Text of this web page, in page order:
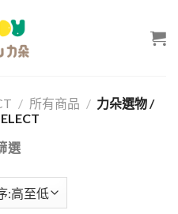
/ 所有商品 / 力朵選物 /
選